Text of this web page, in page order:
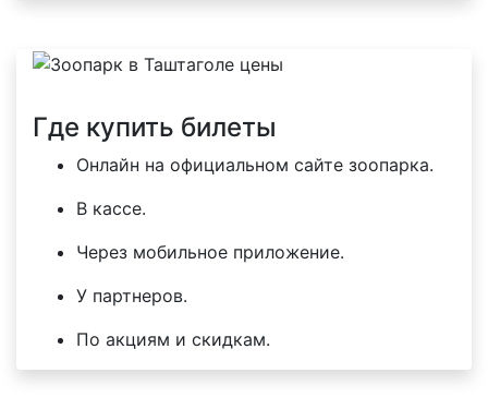
Где купить билеты
Онлайн на официальном сайте зоопарка.
В кассе.
Через мобильное приложение.
У партнеров.
По акциям и скидкам.